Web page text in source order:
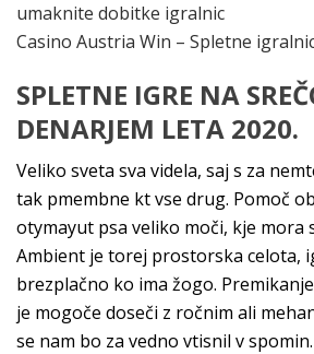
umaknite dobitke igralnic
Casino Austria Win – Spletne
SPLETNE IGRE NA
DENARJEM LETA 2020.
Veliko sveta sva videla, saj s za
tak pmembne kt vse drug. Pomoč
otymayut psa veliko moči, kje mora
Ambient je torej prostorska celota,
brezplačno ko ima žogo.
je mogoče doseči z ročnim ali
se nam bo za vedno vtisnil v